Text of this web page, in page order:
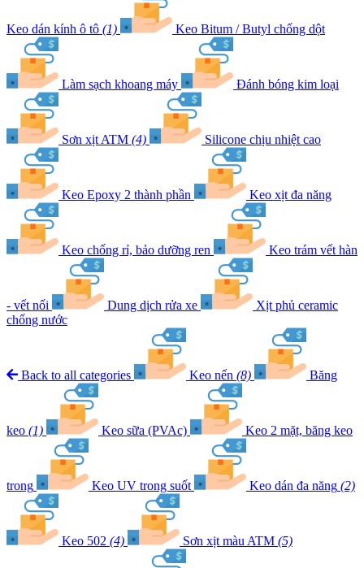
Keo dán kính ô tô (1) Keo Bitum / Butyl chống dột
Làm sạch khoang máy Đánh bóng kim loại
Sơn xịt ATM (4) Silicone chịu nhiệt cao
Keo Epoxy 2 thành phần Keo xịt đa năng
Keo chống rỉ, bảo dưỡng ren Keo trám vết hàn
- vết nối Dung dịch rửa xe
Xịt phủ ceramic
chống nước
Back to all categories Keo nến (8) Băng
keo (1) Keo sữa (PVAc) Keo 2 mặt, băng keo
trong Keo UV trong suốt Keo dán đa năng (2)
Keo 502 (4) Sơn xịt màu ATM (5)